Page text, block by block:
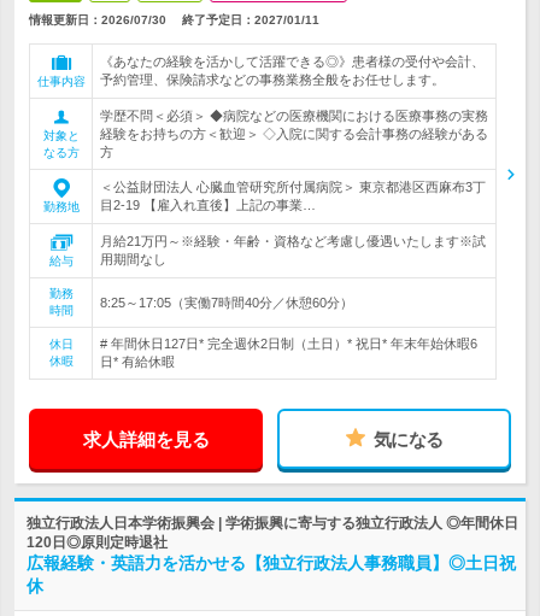
情報更新日：2026/07/30 終了予定日： 2027/01/11
仕事内容
《あなたの経験を活かして活躍できる◎》患者様の受付や会計、
予約管理、保険請求などの事務業務全般をお任せします。
対象と
なる方
学歴不問＜必須＞ ◆病院などの医療機関における医療事務の実務
経験をお持ちの方＜歓迎＞ ◇入院に関する会計事務の経験がある
方
勤務地
＜公益財団法人 心臓血管研究所付属病院＞ 東京都港区西麻布3丁
目2-19 【雇入れ直後】上記の事業…
給与
月給21万円～※経験・年齢・資格など考慮し優遇いたします※試
用期間なし
勤務
時間
8:25～17:05（実働7時間40分／休憩60分）
休日
休暇
# 年間休日127日* 完全週休2日制（土日）* 祝日* 年末年始休暇6
日* 有給休暇
求人詳細を見る 気になる
独立行政法人日本学術振興会 | 学術振興に寄与する独立行政法人 ◎年間休日
120日◎原則定時退社
広報経験・英語力を活かせる【独立行政法人事務職員】◎土日祝
休